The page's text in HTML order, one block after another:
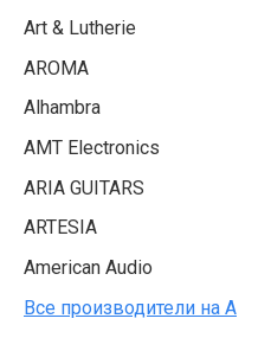
Art & Lutherie
AROMA
Alhambra
AMT Electronics
ARIA GUITARS
ARTESIA
American Audio
Все производители на A